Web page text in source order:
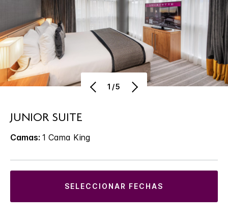
1/5
JUNIOR SUITE
Camas: 1 Cama King
SELECCIONAR FECHAS